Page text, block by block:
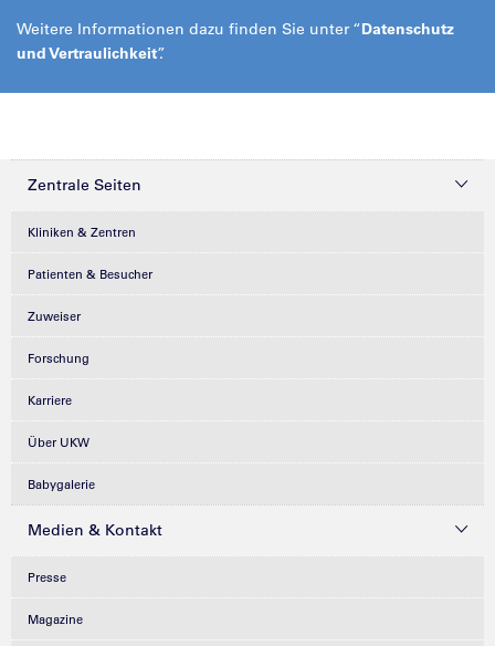
Weitere Informationen dazu finden Sie unter “Datenschutz
und Vertraulichkeit”.
Zentrale Seiten
Kliniken & Zentren
Patienten & Besucher
Zuweiser
Forschung
Karriere
Über UKW
Babygalerie
Medien & Kontakt
Presse
Magazine